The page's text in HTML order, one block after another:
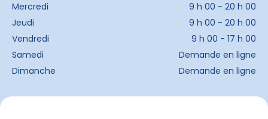
Mercredi
9 h 00 - 20 h 00
Jeudi
9 h 00 - 20 h 00
Vendredi
9 h 00 - 17 h 00
Samedi
Demande en ligne
Dimanche
Demande en ligne